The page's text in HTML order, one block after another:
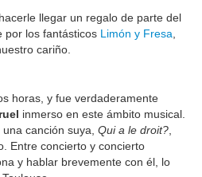
llegar un regalo de parte del
por los fantásticos Limón y Fresa
cariño.
horas, y fue verdaderamente
inmerso en este ámbito musical.
canción suya, Qui a le droit?
Entre concierto y concierto
y hablar brevemente con él, lo